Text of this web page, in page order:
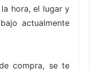
hora, el lugar y
actualmente
compra, se te